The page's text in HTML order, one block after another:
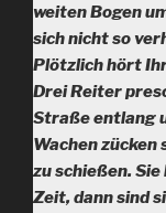
weiten Bogen
sich nicht so
Plötzlich hört
Drei Reiter
Straße entlang
Wachen zücken
zu schießen.
Zeit, dann sind